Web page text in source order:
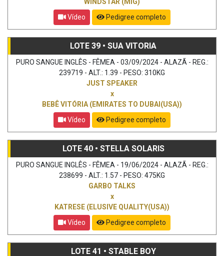
Vídeo
Pedigree completo
LOTE 39 • SUA VITORIA
PURO SANGUE INGLÊS - FÊMEA - 03/09/2024 - ALAZÃ - REG.:
239719 - ALT.: 1.39 - PESO: 310KG
JUST SPEAKER
x
BEBÊ VITÓRIA (EMIRATES TO DUBAI(USA))
Vídeo
Pedigree completo
LOTE 40 • STELLA SOLARIS
PURO SANGUE INGLÊS - FÊMEA - 19/06/2024 - ALAZÃ - REG.:
238699 - ALT.: 1.57 - PESO: 475KG
GARBO TALKS
x
KATRESE (ELUSIVE QUALITY(USA))
Vídeo
Pedigree completo
LOTE 41 • STABLE BOY